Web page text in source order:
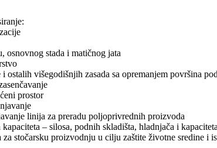
osnovnog stada i matičnog jata
višegodišnjih zasada sa opremanjem površina
prostor
linija za preradu poljoprivrednih proizvoda
– silosa, podnih skladišta, hladnjača i
stočarsku proizvodnju u cilju zaštite životne sredine i